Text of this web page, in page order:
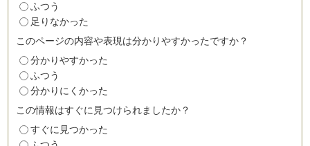
ふつう
足りなかった
このページの内容や表現は分かりやすかったですか？
分かりやすかった
ふつう
分かりにくかった
この情報はすぐに見つけられましたか？
すぐに見つかった